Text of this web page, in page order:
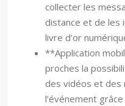
collecter les
distance et de les
livre d’or
**Application
proches la
des vidéos et des
l’événement